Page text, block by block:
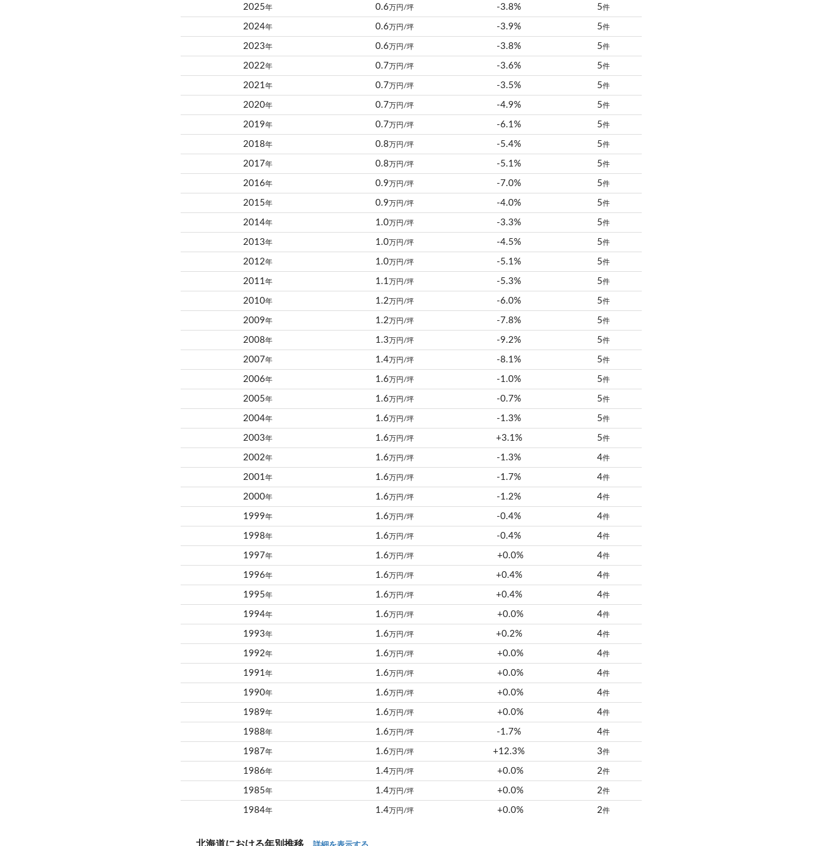
2025年 0.6万円/坪 -3.8% 5件
2024年 0.6万円/坪 -3.9% 5件
2023年 0.6万円/坪 -3.8% 5件
2022年 0.7万円/坪 -3.6% 5件
2021年 0.7万円/坪 -3.5% 5件
2020年 0.7万円/坪 -4.9% 5件
2019年 0.7万円/坪 -6.1% 5件
2018年 0.8万円/坪 -5.4% 5件
2017年 0.8万円/坪 -5.1% 5件
2016年 0.9万円/坪 -7.0% 5件
2015年 0.9万円/坪 -4.0% 5件
2014年 1.0万円/坪 -3.3% 5件
2013年 1.0万円/坪 -4.5% 5件
2012年 1.0万円/坪 -5.1% 5件
2011年 1.1万円/坪 -5.3% 5件
2010年 1.2万円/坪 -6.0% 5件
2009年 1.2万円/坪 -7.8% 5件
2008年 1.3万円/坪 -9.2% 5件
2007年 1.4万円/坪 -8.1% 5件
2006年 1.6万円/坪 -1.0% 5件
2005年 1.6万円/坪 -0.7% 5件
2004年 1.6万円/坪 -1.3% 5件
2003年 1.6万円/坪 +3.1% 5件
2002年 1.6万円/坪 -1.3% 4件
2001年 1.6万円/坪 -1.7% 4件
2000年 1.6万円/坪 -1.2% 4件
1999年 1.6万円/坪 -0.4% 4件
1998年 1.6万円/坪 -0.4% 4件
1997年 1.6万円/坪 +0.0% 4件
1996年 1.6万円/坪 +0.4% 4件
1995年 1.6万円/坪 +0.4% 4件
1994年 1.6万円/坪 +0.0% 4件
1993年 1.6万円/坪 +0.2% 4件
1992年 1.6万円/坪 +0.0% 4件
1991年 1.6万円/坪 +0.0% 4件
1990年 1.6万円/坪 +0.0% 4件
1989年 1.6万円/坪 +0.0% 4件
1988年 1.6万円/坪 -1.7% 4件
1987年 1.6万円/坪 +12.3% 3件
1986年 1.4万円/坪 +0.0% 2件
1985年 1.4万円/坪 +0.0% 2件
1984年 1.4万円/坪 +0.0% 2件